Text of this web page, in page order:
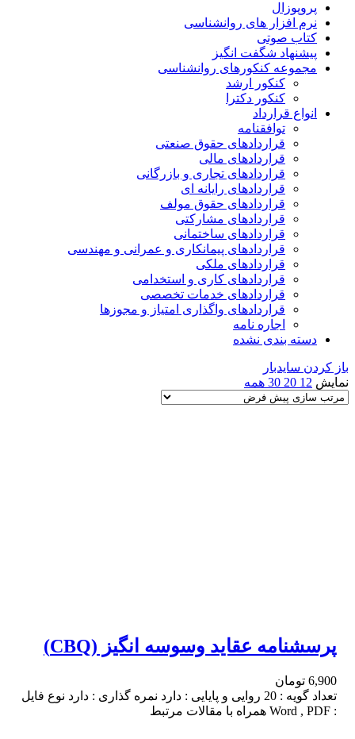
پروپوزال
نرم افزار های روانشناسی
کتاب صوتی
پیشنهاد شگفت انگیز
مجموعه کنکورهای روانشناسی
کنکور ارشد
کنکور دکترا
انواع قرارداد
توافقنامه
قراردادهای حقوق صنعتی
قراردادهای مالی
قراردادهای تجاری و بازرگانی
قراردادهای رایانه ای
قراردادهای حقوق مولف
قراردادهای مشارکتی
قراردادهای ساختمانی
قراردادهای پیمانکاری و عمرانی و مهندسی
قراردادهای ملکی
قراردادهای کاری و استخدامی
قراردادهای خدمات تخصصی
قراردادهای واگذاری امتیاز و مجوزها
اجاره نامه
دسته بندی نشده
باز کردن سایدبار
نمایش 12
20
30 همه
پرسشنامه عقاید وسوسه انگیز (CBQ)
6,900 تومان
تعداد گویه : 20 روایی و پایایی : دارد نمره گذاری : دارد نوع فایل
: Word , PDF همراه با مقالات مرتبط